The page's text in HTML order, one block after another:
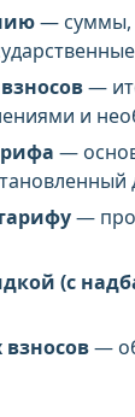
— суммы,
—
и
—
—
(с
—